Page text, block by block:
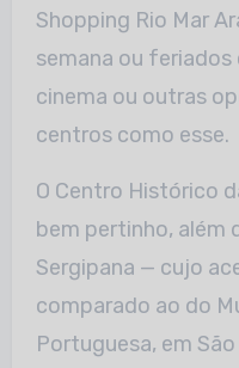
Shopping Rio Mar
semana ou
cinema ou outras
centros como esse.
O Centro Histórico
bem pertinho, além
Sergipana — cujo
comparado ao do
Portuguesa, em